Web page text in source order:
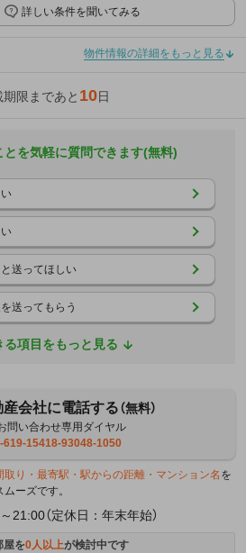
詳しい条件を聞いてみる
物件情報の詳細をもっと見る
期限まであと 10日
とを気軽に質問できます(無料)
送ってほしい
送ってもらう
る項目をもっと見る
産会社に電話する（無料）
問い合わせ専用ダイヤル
619-15418-93048-1050
取り・最寄駅・駅からの距離・マンション名 を
ーズです。
21:00（定休日：年末年始）
屋を0人以上が検討中です